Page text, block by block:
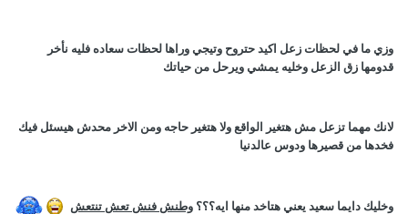
وزي ما في لحظات زعل اكيد حتروح وتيجي وراها لحظات سعاده فليه نأخر
قدومها زق الزعل وخليه يمشي ويرحل من حياتك
لانك مهما تزعل مش هتغير الواقع ولا هتغير حاجه ومن الاخر محدش هيسئل فيك
فخدها من قصيرها ودوس عالدنيا
وخليك دايما سعيد يعني هتاخد منها ايه؟؟؟وطنش فنش تعش تنتعش